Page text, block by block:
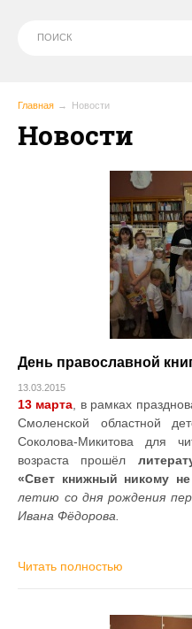
Главная Новости
Новости
День православной
13.03.2015
13 марта , в рамках
Смоленской областной
Соколова-Микитова для
возраста прошёл
«Свет книжный никому не
летию со дня рождения
Ивана Фёдорова.
Читать полностью